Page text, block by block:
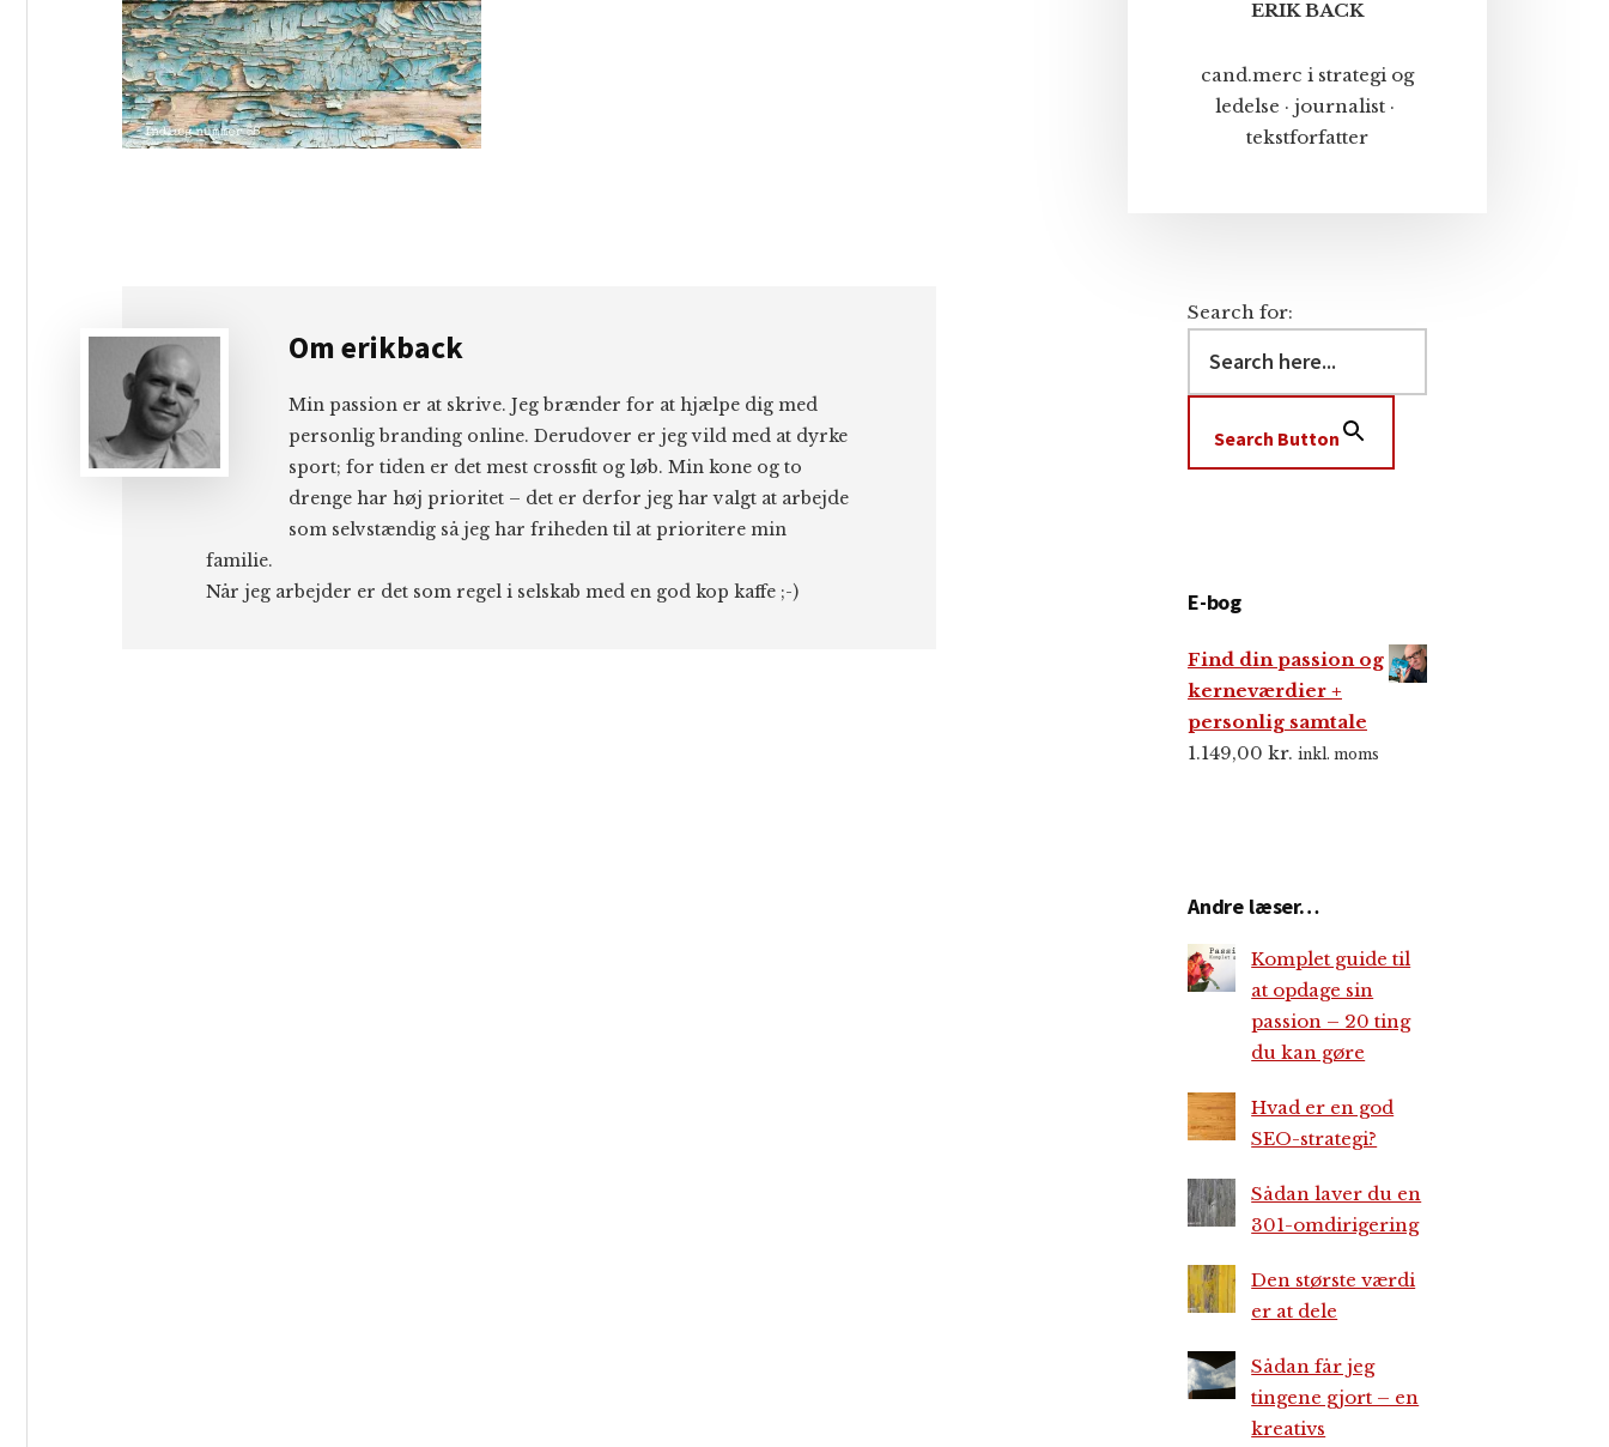
Om erikback
Min passion er at skrive. Jeg brænder for at hjælpe dig med
personlig branding online. Derudover er jeg vild med at dyrke
sport; for tiden er det mest crossfit og løb. Min kone og to
drenge har høj prioritet – det er derfor jeg har valgt at arbejde
som selvstændig så jeg har friheden til at prioritere min
familie.
Når jeg arbejder er det som regel i selskab med en god kop kaffe ;-)
ERIK BACK
cand.merc i strategi og
ledelse · journalist ·
tekstforfatter
Search for:
Search Button
E-bog
Find din passion og
kerneværdier +
personlig samtale
1.149,00 kr. inkl. moms
Andre læser…
Komplet guide til
at opdage sin
passion – 20 ting
du kan gøre
Hvad er en god
SEO-strategi?
Sådan laver du en
301-omdirigering
Den største værdi
er at dele
Sådan får jeg
tingene gjort – en
kreativs